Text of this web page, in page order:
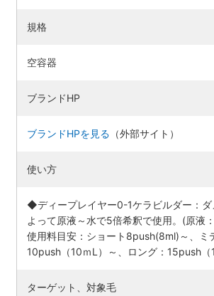
規格
空容器
ブランドHP
ブランドHPを見る （外部サイト）
使い方
◆ディープレイヤー0-1ケラビルダー：ダ
よって原液～水で5倍希釈で使用。(原液
使用料目安：ショート8push(8ml)～、ミ
10push（10ｍL）～、ロング：15push（
ターゲット、対象毛